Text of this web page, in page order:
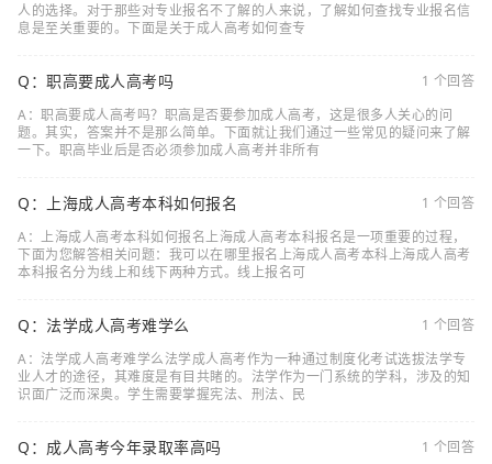
人的选择。对于那些对专业报名不了解的人来说，了解如何查找专业报名信
息是至关重要的。下面是关于成人高考如何查专
Q：职高要成人高考吗
1 个回答
A：职高要成人高考吗？职高是否要参加成人高考，这是很多人关心的问
题。其实，答案并不是那么简单。下面就让我们通过一些常见的疑问来了解
一下。职高毕业后是否必须参加成人高考并非所有
Q：上海成人高考本科如何报名
1 个回答
A：上海成人高考本科如何报名上海成人高考本科报名是一项重要的过程，
下面为您解答相关问题：我可以在哪里报名上海成人高考本科上海成人高考
本科报名分为线上和线下两种方式。线上报名可
Q：法学成人高考难学么
1 个回答
A：法学成人高考难学么法学成人高考作为一种通过制度化考试选拔法学专
业人才的途径，其难度是有目共睹的。法学作为一门系统的学科，涉及的知
识面广泛而深奥。学生需要掌握宪法、刑法、民
Q：成人高考今年录取率高吗
1 个回答